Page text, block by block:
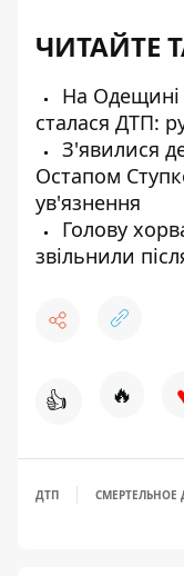
ЧИТАЙТЕ
На Одещині
сталася ДТП:
З'явилися
Остапом
ув'язнення
Голову
звільнили
👍 🔥
ДТП СМЕРТЕЛЬНОЕ